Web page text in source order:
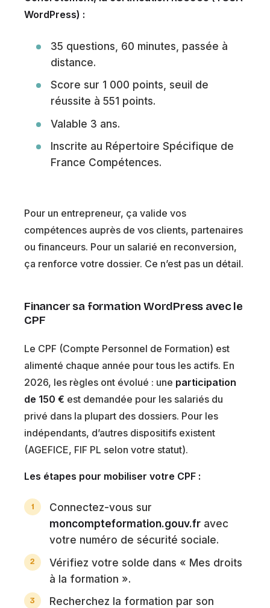
WordPress) :
35 questions, 60 minutes, passée à
distance.
Score sur 1 000 points, seuil de
réussite à 551 points.
Valable 3 ans.
Inscrite au Répertoire Spécifique de
France Compétences.
Pour un entrepreneur, ça valide vos
compétences auprès de vos clients, partenaires
ou financeurs. Pour un salarié en reconversion,
ça renforce votre dossier. Ce n’est pas un détail.
Financer sa formation WordPress avec le
CPF
Le CPF (Compte Personnel de Formation) est
alimenté chaque année pour tous les actifs. En
2026, les règles ont évolué : une participation
de 150 € est demandée pour les salariés du
privé dans la plupart des dossiers. Pour les
indépendants, d’autres dispositifs existent
(AGEFICE, FIF PL selon votre statut).
Les étapes pour mobiliser votre CPF :
Connectez-vous sur
moncompteformation.gouv.fr avec
votre numéro de sécurité sociale.
Vérifiez votre solde dans « Mes droits
à la formation ».
Recherchez la formation par son